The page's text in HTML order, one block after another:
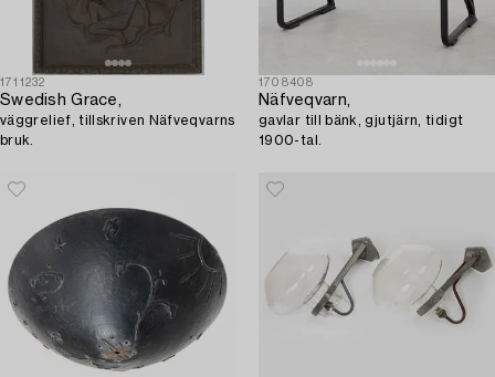
1711232
Swedish Grace,
väggrelief, tillskriven Näfveqvarns
bruk.
1708408
Näfveqvarn,
gavlar till bänk, gjutjärn, tidigt
1900-tal.